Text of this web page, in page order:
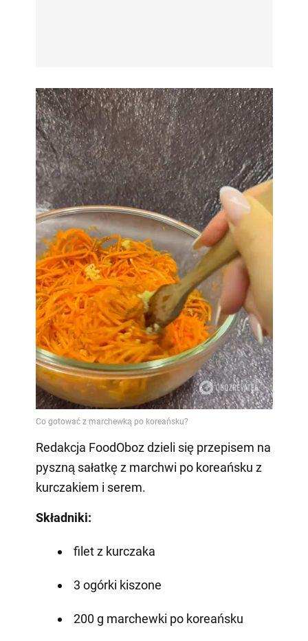
Redakcja FoodOboz dzieli się przepisem na
pyszną sałatkę z marchwi po koreańsku z
kurczakiem i serem.
Składniki:
filet z kurczaka
3 ogórki kiszone
200 g marchewki po koreańsku